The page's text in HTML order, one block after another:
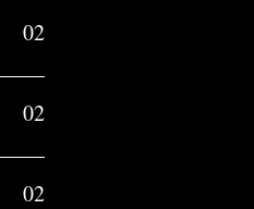
02
02
02